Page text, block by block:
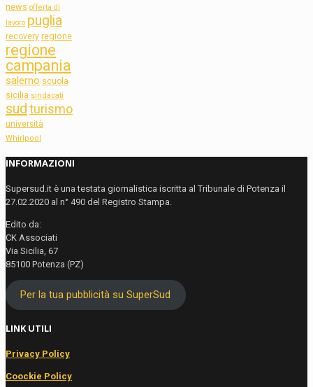
news offerta di
lavoro puglia
recovery regione
regione
campania
salerno scuola
sicilia sindacati
sudturismo
università
Whirlpool
INFORMAZIONI
Supersud.it è una testata giornalistica iscritta al Tribunale di Potenza il
27.02.2020 al n° 490 del Registro Stampa.
Edito da:
CK Associati
Via Sicilia, 67
85100 Potenza (PZ)
Per la tua pubblicità su SuperSud
LINK UTILI
Privacy Policy
Coockie Policy